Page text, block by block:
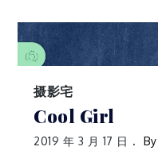
摄影宅
Cool Girl
2019 年 3 月 17 日